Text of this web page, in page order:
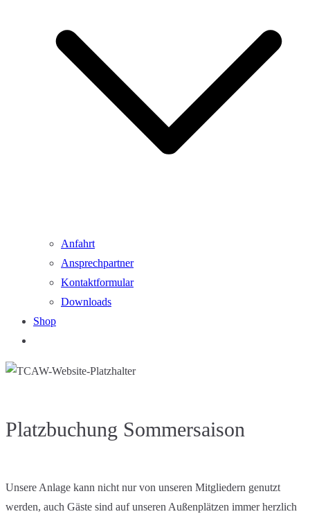
Anfahrt
Ansprechpartner
Kontaktformular
Downloads
Shop
Platzbuchung Sommersaison
Unsere Anlage kann nicht nur von unseren Mitgliedern genutzt
werden, auch Gäste sind auf unseren Außenplätzen immer herzlich